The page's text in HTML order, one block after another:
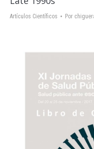
Artículos Científicos Por